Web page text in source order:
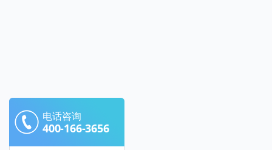
电话咨询
400-166-3656